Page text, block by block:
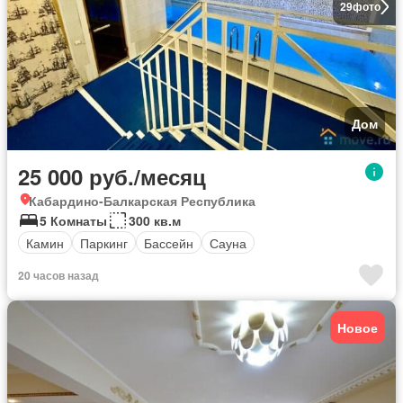
29фото
Дом
25 000 руб./месяц
Кабардино-Балкарская Республика
5 Комнаты
300 кв.м
Камин
Паркинг Бассейн Сауна
20 часов назад
Новое